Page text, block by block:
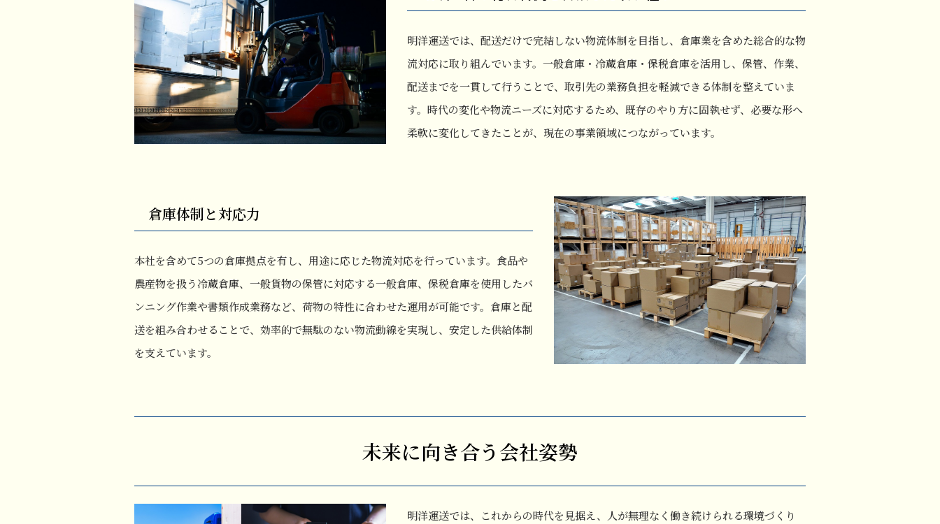
明洋運送では、配送だけで完結しない物流体制を目指し、倉庫業を含めた総合的な物
流対応に取り組んでいます。一般倉庫・冷蔵倉庫・保税倉庫を活用し、保管、作業、
配送までを一貫して行うことで、取引先の業務負担を軽減できる体制を整えていま
す。時代の変化や物流ニーズに対応するため、既存のやり方に固執せず、必要な形へ
柔軟に変化してきたことが、現在の事業領域につながっています。
倉庫体制と対応力
本社を含めて5つの倉庫拠点を有し、用途に応じた物流対応を行っています。食品や
農産物を扱う冷蔵倉庫、一般貨物の保管に対応する一般倉庫、保税倉庫を使用したバ
ンニング作業や書類作成業務など、荷物の特性に合わせた運用が可能です。倉庫と配
送を組み合わせることで、効率的で無駄のない物流動線を実現し、安定した供給体制
を支えています。
未来に向き合う会社姿勢
明洋運送では、これからの時代を見据え、人が無理なく働き続けられる環境づくり